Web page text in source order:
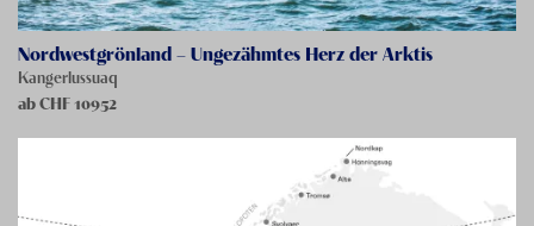
Nordwestgrönland – Ungezähmtes Herz der Arktis
Kangerlussuaq
ab CHF 10952